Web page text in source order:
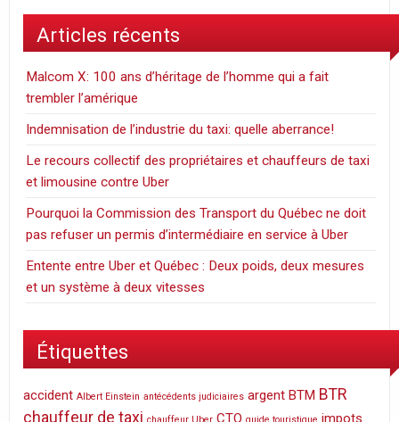
Articles récents
Malcom X: 100 ans d’héritage de l’homme qui a fait
trembler l’amérique
Indemnisation de l’industrie du taxi: quelle aberrance!
Le recours collectif des propriétaires et chauffeurs de taxi
et limousine contre Uber
Pourquoi la Commission des Transport du Québec ne doit
pas refuser un permis d’intermédiaire en service à Uber
Entente entre Uber et Québec : Deux poids, deux mesures
et un système à deux vitesses
Étiquettes
accident Albert Einstein antécédents judiciaires argent BTM BTR
chauffeur de taxi chauffeur Uber CTQ guide touristique impots